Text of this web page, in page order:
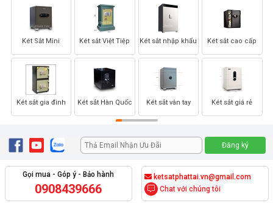
Két Sắt Mini
Két sắt gia đình
Két sắt Việt Tiệp
Két sắt Hàn Quốc
Két sắt nhập khẩu
Két sắt vân tay
Két sắt cao cấp
Két sắt giá rẻ
Gọi mua - Góp ý - Bảo hành
0908439666
ketsatphattai.vn@gmail.com
Chat với chúng tôi